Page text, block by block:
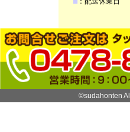
©sudahonten